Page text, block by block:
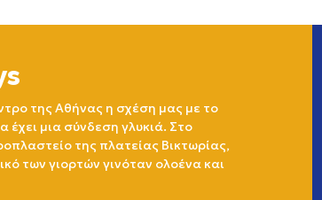
της Αθήνας η σχέση μας με το
έχει μια σύνδεση γλυκιά. Στο
της πλατείας Βικτωρίας,
των γιορτών γινόταν ολοένα και